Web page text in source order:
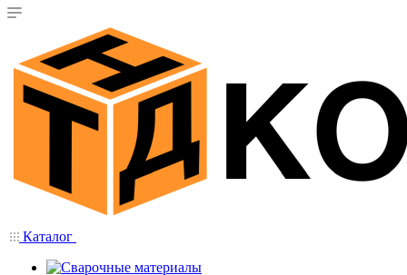
Каталог